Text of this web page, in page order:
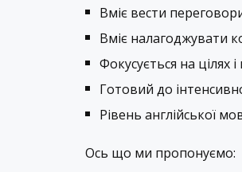
Вміє вести
Вміє налагоджувати
Фокусується на цілях
Готовий до
Рівень англійської
Ось що ми пропонуємо: